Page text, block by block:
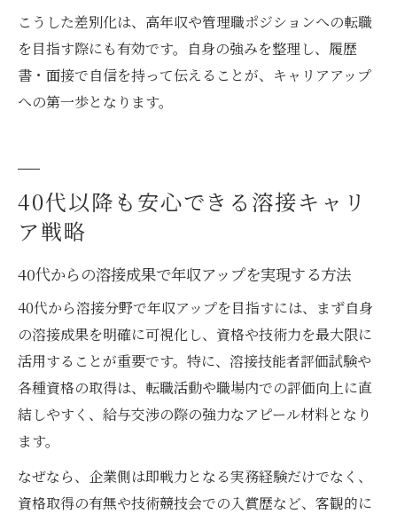
こうした差別化は、高年収や管理職ポジションへの転職
を目指す際にも有効です。自身の強みを整理し、履歴
書・面接で自信を持って伝えることが、キャリアアップ
への第一歩となります。
40代以降も安心できる溶接キャリ
ア戦略
40代からの溶接成果で年収アップを実現する方法
40代から溶接分野で年収アップを目指すには、まず自身
の溶接成果を明確に可視化し、資格や技術力を最大限に
活用することが重要です。特に、溶接技能者評価試験や
各種資格の取得は、転職活動や職場内での評価向上に直
結しやすく、給与交渉の際の強力なアピール材料となり
ます。
なぜなら、企業側は即戦力となる実務経験だけでなく、
資格取得の有無や技術競技会での入賞歴など、客観的に